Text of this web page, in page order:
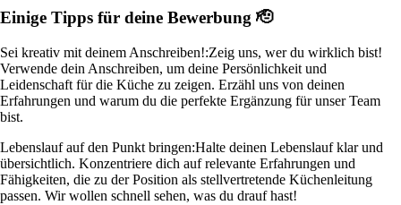
Einige Tipps für deine Bewerbung 🫡
Sei kreativ mit deinem Anschreiben!:Zeig uns, wer du wirklich bist!
Verwende dein Anschreiben, um deine Persönlichkeit und
Leidenschaft für die Küche zu zeigen. Erzähl uns von deinen
Erfahrungen und warum du die perfekte Ergänzung für unser Team
bist.
Lebenslauf auf den Punkt bringen:Halte deinen Lebenslauf klar und
übersichtlich. Konzentriere dich auf relevante Erfahrungen und
Fähigkeiten, die zu der Position als stellvertretende Küchenleitung
passen. Wir wollen schnell sehen, was du drauf hast!